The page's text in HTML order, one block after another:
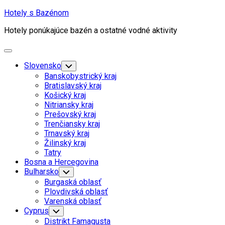
Skip
content
Hotely s Bazénom
Hotely ponúkajúce bazén a ostatné vodné aktivity
Expand
Slovensko Toggle
Child
Menu
Banskobystrický kraj
Bratislavský kraj
Košický kraj
Nitriansky kraj
Prešovský kraj
Trenčiansky kraj
Trnavský kraj
Žilinský kraj
Tatry
Bosna a Hercegovina
Bulharsko Toggle
Child
Menu
Burgaská oblasť
Plovdivská oblasť
Varenská oblasť
Cyprus Toggle
Child
Distrikt Famagusta